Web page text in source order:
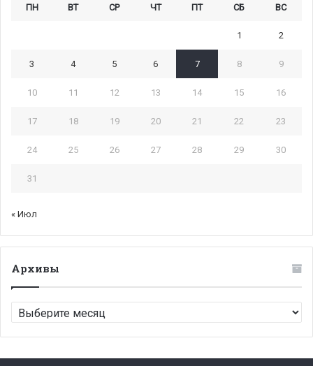
ПН ВТ СР ЧТ ПТ СБ ВС
1 2
3 4 5 6 7 8 9
10 11 12 13 14 15 16
17 18 19 20 21 22 23
24 25 26 27 28 29 30
31
« Июл
Архивы
Архивы